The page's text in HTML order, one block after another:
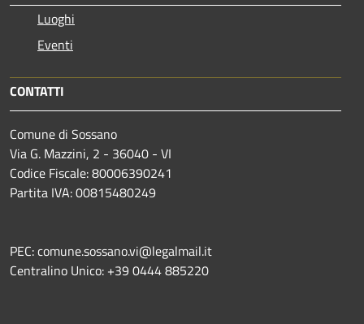
Luoghi
Eventi
CONTATTI
Comune di Sossano
Via G. Mazzini, 2 - 36040 - VI
Codice Fiscale: 80006390241
Partita IVA: 00815480249
PEC: comune.sossano.vi@legalmail.it
Centralino Unico: +39 0444 885220